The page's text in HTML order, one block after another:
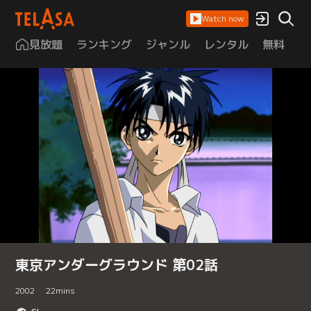
Watch now
見放題 ランキング ジャンル レンタル 無料
東京アンダーグラウンド 第02話
2002 22mins